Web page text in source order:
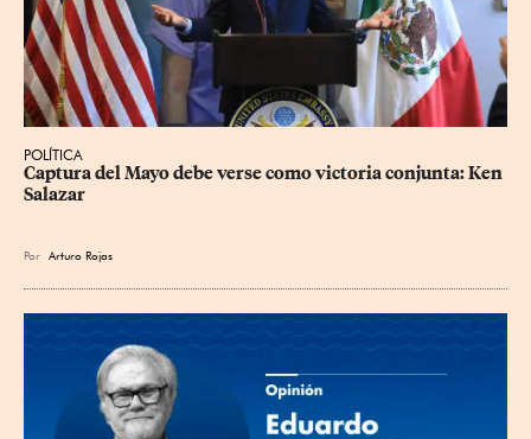
POLÍTICA
Captura del Mayo debe verse como victoria conjunta: Ken
Salazar
Por Arturo Rojas